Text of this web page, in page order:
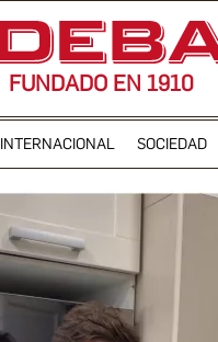
FUNDADO EN 1910
INTERNACIONAL SOCIEDAD